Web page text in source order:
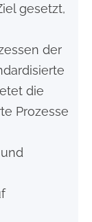
gesetzt,
der
die
Prozesse